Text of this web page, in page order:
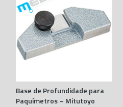
Base de Profundidade para
Paquímetros – Mitutoyo